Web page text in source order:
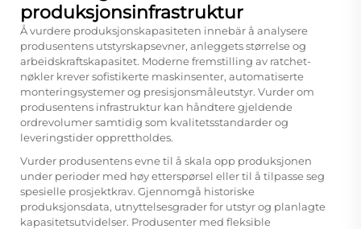
produksjonsinfrastruktur
Å vurdere produksjonskapasiteten innebär å analysere
produsentens utstyrs­kaps­evner, anleggets størrelse og
arbeidskraftskapasitet. Moderne fremstilling av ratchet-
nøkler krever sofistikerte maskinsenter, automatiserte
monteringsystemer og presisjonsmåleutstyr. Vurder om
produsentens infrastruktur kan håndtere gjeldende
ordrevolumer samtidig som kvalitetsstandarder og
leveringstider opprettholdes.
Vurder produsentens evne til å skala opp produksjonen
under perioder med høy etterspørsel eller til å tilpasse seg
spesielle prosjektkrav. Gjennomgå historiske
produksjonsdata, utnyttelsesgrader for utstyr og planlagte
kapasitetsutvidelser. Produsenter med fleksible